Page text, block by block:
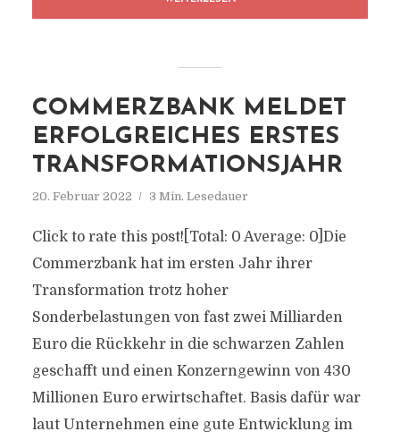
COMMERZBANK MELDET
ERFOLGREICHES ERSTES
TRANSFORMATIONSJAHR
20. Februar 2022 3 Min. Lesedauer
Click to rate this post![Total: 0 Average: 0]Die
Commerzbank hat im ersten Jahr ihrer
Transformation trotz hoher
Sonderbelastungen von fast zwei Milliarden
Euro die Rückkehr in die schwarzen Zahlen
geschafft und einen Konzerngewinn von 430
Millionen Euro erwirtschaftet. Basis dafür war
laut Unternehmen eine gute Entwicklung im